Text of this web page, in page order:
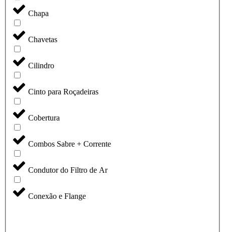
Chapa
Chavetas
Cilindro
Cinto para Roçadeiras
Cobertura
Combos Sabre + Corrente
Condutor do Filtro de Ar
Conexão e Flange